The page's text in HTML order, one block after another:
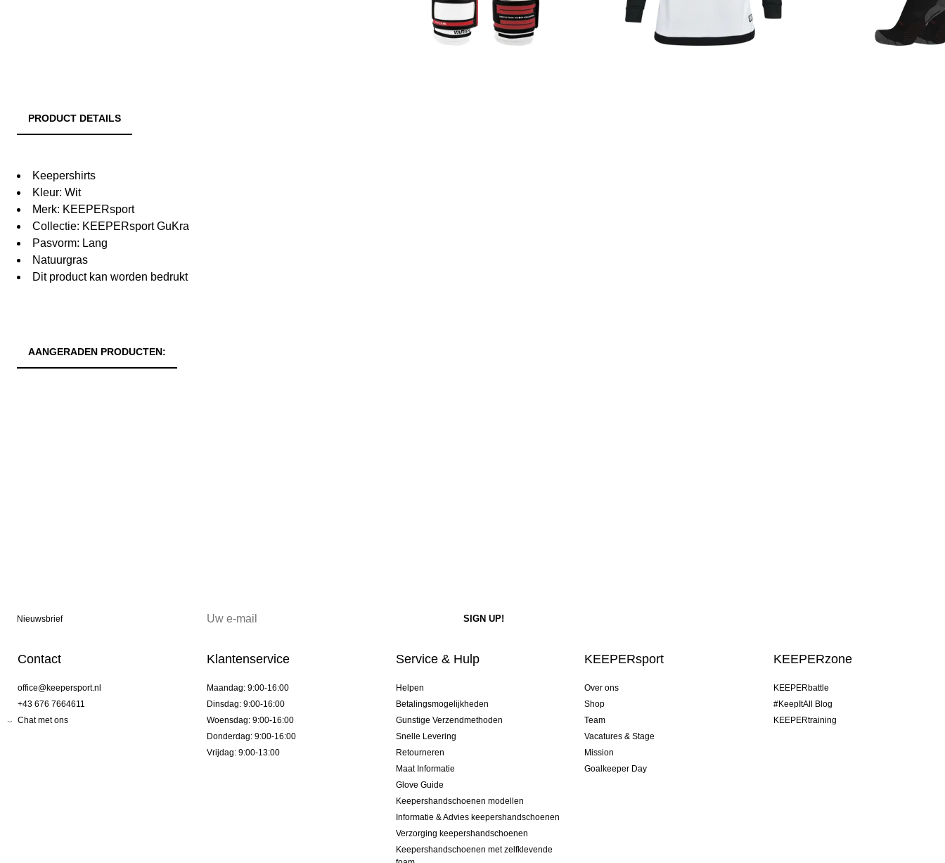
PRODUCT DETAILS
Keepershirts
Kleur: Wit
Merk: KEEPERsport
Collectie: KEEPERsport GuKra
Pasvorm: Lang
Natuurgras
Dit product kan worden bedrukt
AANGERADEN PRODUCTEN:
Nieuwsbrief
Contact
office@keepersport.nl
+43 676 7664611
Chat met ons
Klantenservice
Maandag: 9:00-16:00
Dinsdag: 9:00-16:00
Woensdag: 9:00-16:00
Donderdag: 9:00-16:00
Vrijdag: 9:00-13:00
Service & Hulp
Helpen
Betalingsmogelijkheden
Gunstige Verzendmethoden
Snelle Levering
Retourneren
Maat Informatie
Glove Guide
Keepershandschoenen modellen
Informatie & Advies keepershandschoenen
Verzorging keepershandschoenen
Keepershandschoenen met zelfklevende
KEEPERsport
Over ons
Shop
Team
Vacatures & Stage
Mission
Goalkeeper Day
KEEPERzone
KEEPERbattle
#KeepItAll Blog
KEEPERtraining